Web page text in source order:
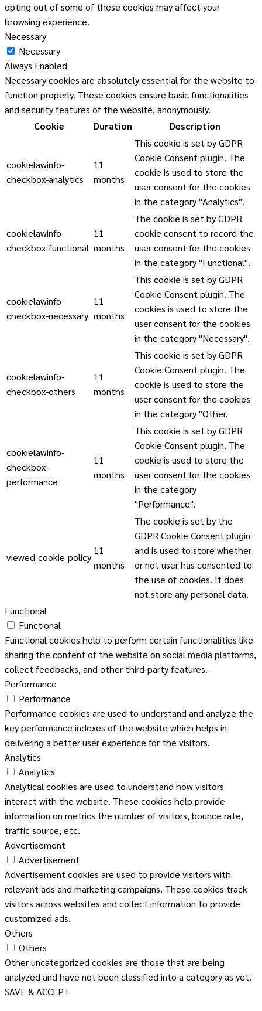
opting out of some of these cookies may affect your
browsing experience.
Necessary
Necessary
Always Enabled
Necessary cookies are absolutely essential for the website to
function properly. These cookies ensure basic functionalities
and security features of the website, anonymously.
Cookie
Duration Description
cookielawinfo-
checkbox-analytics
11
months
This cookie is set by GDPR
Cookie Consent plugin. The
cookie is used to store the
user consent for the cookies
in the category "Analytics".
cookielawinfo-
checkbox-functional
11
months
The cookie is set by GDPR
cookie consent to record the
user consent for the cookies
in the category "Functional".
cookielawinfo-
checkbox-necessary
11
months
This cookie is set by GDPR
Cookie Consent plugin. The
cookies is used to store the
user consent for the cookies
in the category "Necessary".
cookielawinfo-
checkbox-others
11
months
This cookie is set by GDPR
Cookie Consent plugin. The
cookie is used to store the
user consent for the cookies
in the category "Other.
cookielawinfo-
checkbox-
performance
11
months
This cookie is set by GDPR
Cookie Consent plugin. The
cookie is used to store the
user consent for the cookies
in the category
"Performance".
viewed_cookie_policy
11
months
The cookie is set by the
GDPR Cookie Consent plugin
and is used to store whether
or not user has consented to
the use of cookies. It does
not store any personal data.
Functional
Functional
Functional cookies help to perform certain functionalities like
sharing the content of the website on social media platforms,
collect feedbacks, and other third-party features.
Performance
Performance
Performance cookies are used to understand and analyze the
key performance indexes of the website which helps in
delivering a better user experience for the visitors.
Analytics
Analytics
Analytical cookies are used to understand how visitors
interact with the website. These cookies help provide
information on metrics the number of visitors, bounce rate,
traffic source, etc.
Advertisement
Advertisement
Advertisement cookies are used to provide visitors with
relevant ads and marketing campaigns. These cookies track
visitors across websites and collect information to provide
customized ads.
Others
Others
Other uncategorized cookies are those that are being
analyzed and have not been classified into a category as yet.
SAVE & ACCEPT